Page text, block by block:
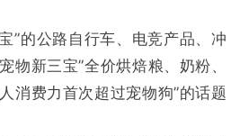
”的公路自行车、电竞产品、冲
物新三宝”全价烘焙粮、奶粉、
消费力首次超过宠物狗”的话题